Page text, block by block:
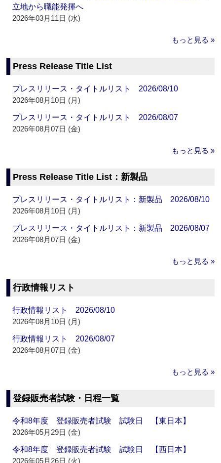
立地から職能発揮へ
2026年03月11日 (水)
もっと見る »
Press Release Title List
プレスリリース・タイトルリスト 2026/08/10
2026年08月10日 (月)
プレスリリース・タイトルリスト 2026/08/07
2026年08月07日 (金)
もっと見る »
Press Release Title List：新製品
プレスリリース・タイトルリスト：新製品 2026/08/10
2026年08月10日 (月)
プレスリリース・タイトルリスト：新製品 2026/08/07
2026年08月07日 (金)
もっと見る »
行政情報リスト
行政情報リスト 2026/08/10
2026年08月10日 (月)
行政情報リスト 2026/08/07
2026年08月07日 (金)
もっと見る »
登録販売者試験・日程一覧
令和8年度 登録販売者試験 試験日 【東日本】
2026年05月29日 (金)
令和8年度 登録販売者試験 試験日 【西日本】
2026年05月26日 (火)